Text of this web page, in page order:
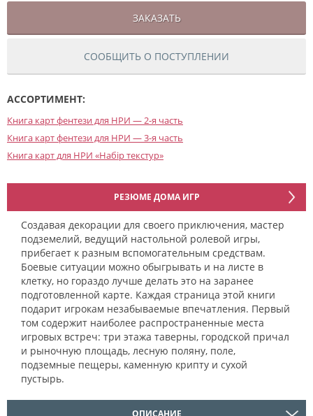
ЗАКАЗАТЬ
СООБЩИТЬ О ПОСТУПЛЕНИИ
АССОРТИМЕНТ:
Книга карт фентези для НРИ — 2-я часть
Книга карт фентези для НРИ — 3-я часть
Книга карт для НРИ «Набір текстур»
РЕЗЮМЕ ДОМА ИГР
Создавая декорации для своего приключения, мастер
подземелий, ведущий настольной ролевой игры,
прибегает к разным вспомогательным средствам.
Боевые ситуации можно обыгрывать и на листе в
клетку, но гораздо лучше делать это на заранее
подготовленной карте. Каждая страница этой книги
подарит игрокам незабываемые впечатления. Первый
том содержит наиболее распространенные места
игровых встреч: три этажа таверны, городской причал
и рыночную площадь, лесную поляну, поле,
подземные пещеры, каменную крипту и сухой
пустырь.
ОПИСАНИЕ